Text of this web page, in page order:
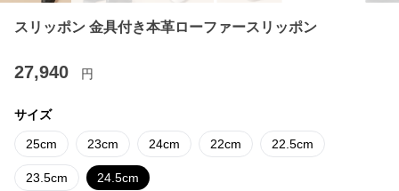
スリッポン 金具付き本革ローファースリッポン
27,940 円
サイズ
25cm 23cm 24cm 22cm 22.5cm
23.5cm 24.5cm